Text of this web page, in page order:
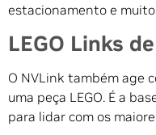
estacionamento e
LEGO Links
O NVLink também age
uma peça LEGO. É a
para lidar com os